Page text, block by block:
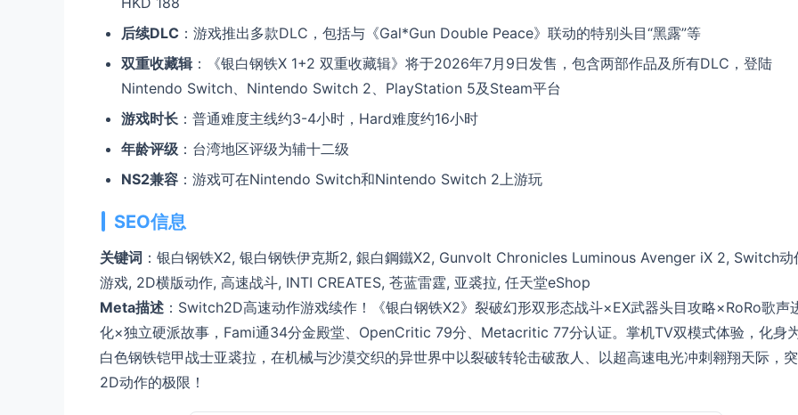
后续DLC ：游戏推出多款DLC，包括与《Gal*Gun Double Peace》联动的特别头目“黑露”等
双重收藏辑：《银白钢铁X 1+2 双重收藏辑》将于2026年7月9日发售，包含两部作品及所有DLC，登陆
Nintendo Switch、Nintendo Switch 2、PlayStation 5及Steam平台
游戏时长 ：普通难度主线约3-4小时，Hard难度约16小时
年龄评级 ：台湾地区评级为辅十二级
NS2兼容 ：游戏可在Nintendo Switch和Nintendo Switch 2上游玩
SEO信息
关键词 ：银白钢铁X2, 银白钢铁伊克斯2, 銀白鋼鐵X2, Gunvolt Chronicles Luminous Avenger iX 2, Switch动
游戏, 2D横版动作, 高速战斗, INTI CREATES, 苍蓝雷霆, 亚裘拉, 任天堂eShop
Meta描述 ：Switch2D高速动作游戏续作！《银白钢铁X2》裂破幻形双形态战斗×EX武器头目攻略×RoRo歌声
化×独立硬派故事，Fami通34分金殿堂、OpenCritic 79分、Metacritic 77分认证。掌机TV双模式体验，化身
白色钢铁铠甲战士亚裘拉，在机械与沙漠交织的异世界中以裂破转轮击破敌人、以超高速电光冲刺翱翔天际，
2D动作的极限！